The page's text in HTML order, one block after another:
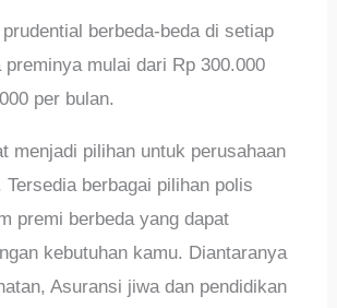
berbeda-beda di setiap
mulai dari Rp 300.000
per bulan.
menjadi pilihan untuk perusahaan
berbagai pilihan polis
premi berbeda yang dapat
kebutuhan kamu. Diantaranya
Asuransi jiwa dan pendidikan